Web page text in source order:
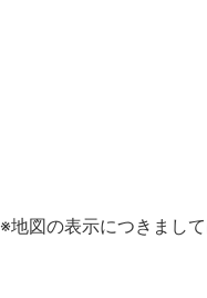
※地図の表示につきまし